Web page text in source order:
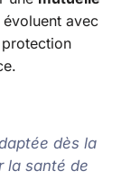
avec
protection
dès la
la santé de